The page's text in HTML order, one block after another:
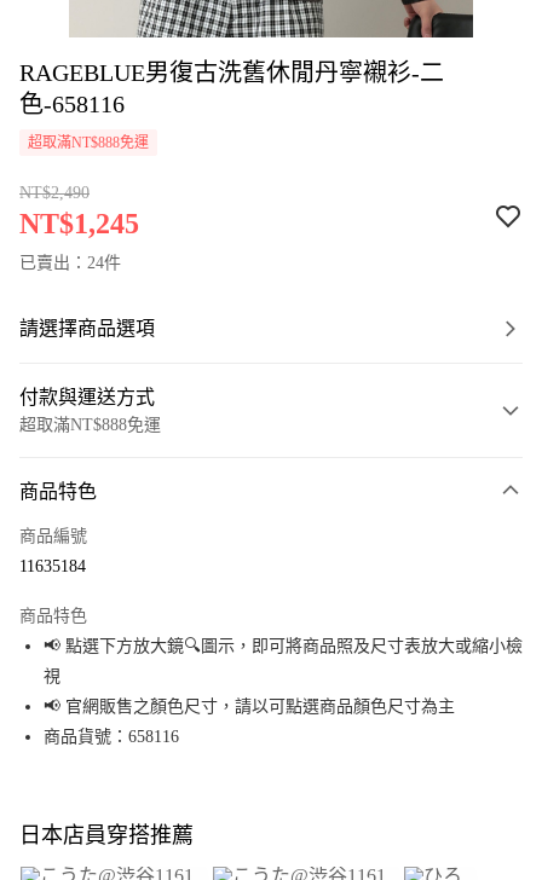
RAGEBLUE男復古洗舊休閒丹寧襯衫-二
色-658116
超取滿NT$888免運
NT$2,490
NT$1,245
已賣出：24件
請選擇商品選項
付款與運送方式
超取滿NT$888免運
信用卡一次付款
Apple Pay
街口支付
悠遊付
全盈+PAY
大哥付你分期
商品特色
商品編號
11635184
商品特色
📢 點選下方放大鏡🔍圖示，即可將商品照及尺寸表放大或縮小檢
視
📢 官網販售之顏色尺寸，請以可點選商品顏色尺寸為主
商品貨號：658116
日本店員穿搭推薦